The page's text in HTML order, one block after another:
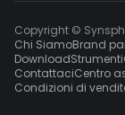
Copyright ©
Chi SiamoBrand
DownloadStrumenti
ContattaciCentro
Condizioni di